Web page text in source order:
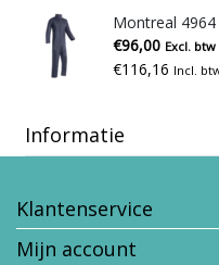
Montreal
€96,00 Excl. btw
€116,16 Incl.
Informatie
Klantenservice
Mijn account